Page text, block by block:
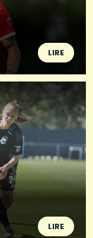
LIRE
LIRE